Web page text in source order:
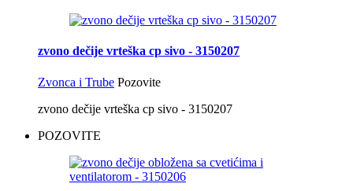
zvono dečije vrteška cp sivo - 3150207
Zvonca i Trube Pozovite
zvono dečije vrteška cp sivo - 3150207
POZOVITE